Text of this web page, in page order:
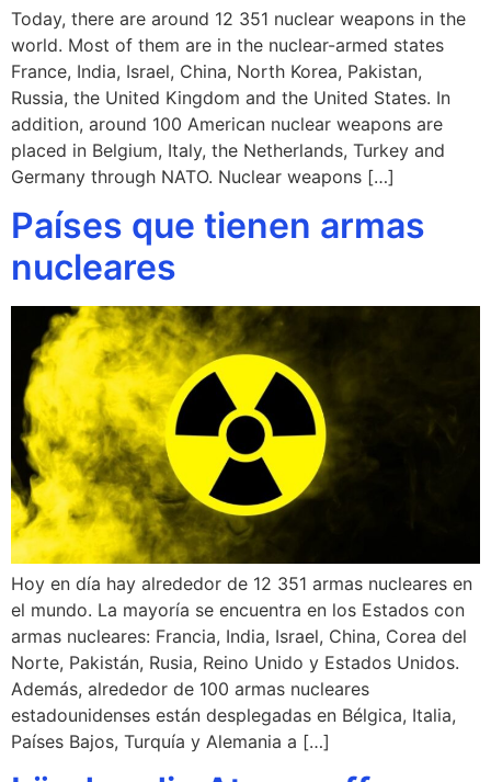
Today, there are around 12 351 nuclear weapons in the
world. Most of them are in the nuclear-armed states
France, India, Israel, China, North Korea, Pakistan,
Russia, the United Kingdom and the United States. In
addition, around 100 American nuclear weapons are
placed in Belgium, Italy, the Netherlands, Turkey and
Germany through NATO. Nuclear weapons […]
Países que tienen armas
nucleares
Hoy en día hay alrededor de 12 351 armas nucleares en
el mundo. La mayoría se encuentra en los Estados con
armas nucleares: Francia, India, Israel, China, Corea del
Norte, Pakistán, Rusia, Reino Unido y Estados Unidos.
Además, alrededor de 100 armas nucleares
estadounidenses están desplegadas en Bélgica, Italia,
Países Bajos, Turquía y Alemania a […]